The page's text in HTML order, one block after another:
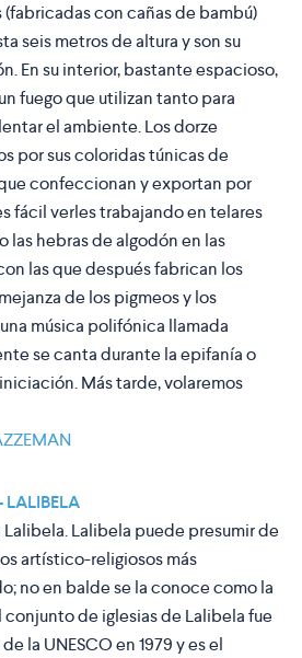
(fabricadas con cañas de bambú)
seis metros de altura y son su
En su interior, bastante espacioso,
fuego que utilizan tanto para
el ambiente. Los dorze
por sus coloridas túnicas de
confeccionan y exportan por
fácil verles trabajando en telares
hebras de algodón en las
las que después fabrican los
de los pigmeos y los
música polifónica llamada
se canta durante la epifanía o
Más tarde, volaremos
LALIBELA
Lalibela. Lalibela puede presumir de
artístico-religiosos más
no en balde se la conoce como la
conjunto de iglesias de Lalibela fue
la UNESCO en 1979 y es el